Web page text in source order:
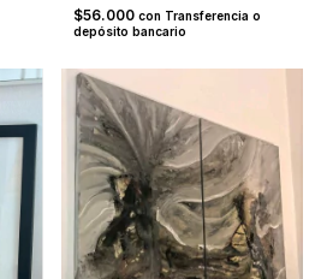
$56.000 con Transferencia o
depósito bancario